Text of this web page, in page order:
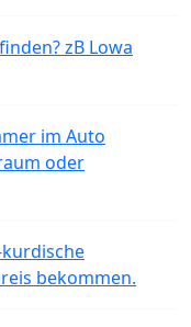
zB Lowa
im Auto
oder
bekommen.